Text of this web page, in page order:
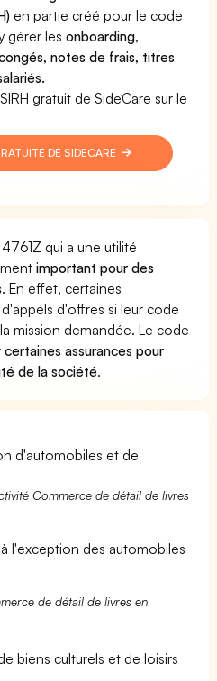
en partie créé pour le code
gérer lesonboarding,
notes de frais, titres
gratuit de SideCare sur le
DE SIDECARE
qui a une utilité
important pour des
. En effet, certaines
d'offres si leur code
mission demandée. Le code
certaines assurances pour
de la société.
d'automobiles et de
Commerce de détail de livres
l'exception des automobiles
de détail de livres en
biens culturels et de loisirs